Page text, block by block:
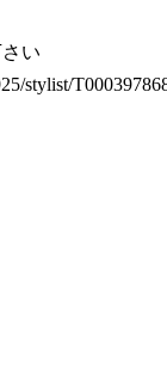
い
stylist/